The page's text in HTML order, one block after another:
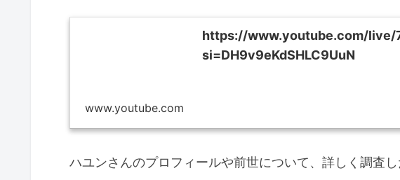
https://www.youtube.com/live/
si=DH9v9eKdSHLC9UuN
www.youtube.com
ハユンさんのプロフィールや前世について、詳しく調査し